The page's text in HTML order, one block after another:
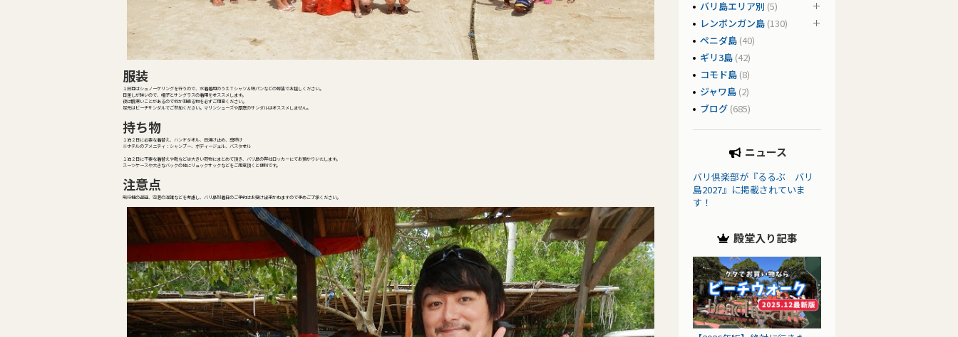
服装
１日目はシュノーケリングを行うので、水着着用のうえＴシャツ＆短パンなどの軽装でお越しください。
日差しが強いので、帽子とサングラスの着用をオススメします。
夜は肌寒いことがあるので何か羽織る物を必ずご用意ください。
足元はビーチサンダルでご参加ください。マリンシューズや厚底のサンダルはオススメしません。
持ち物
１泊２日に必要な着替え、ハンドタオル、日焼け止め、虫除け
※ホテルのアメニティ：シャンプー、ボディージェル、バスタオル
１泊２日に不要な着替えや靴などは大きい荷物にまとめて頂き、バリ島の弊社ロッカーにてお預かりいたします。
スーツケースや大きなバックの他にリュックサックなどをご用意頂くと便利です。
注意点
飛行機の遅延、空港の混雑などを考慮し、バリ島到着日のご予約はお受け出来かねますので予めご了承ください。
バリ島エリア別 (5)
レンボンガン島 (130)
ペニダ島 (40)
ギリ3島 (42)
コモド島 (8)
ジャワ島 (2)
ブログ (685)
ニュース
バリ倶楽部が『るるぶ バリ
島2027』に掲載されていま
す！
殿堂入り記事